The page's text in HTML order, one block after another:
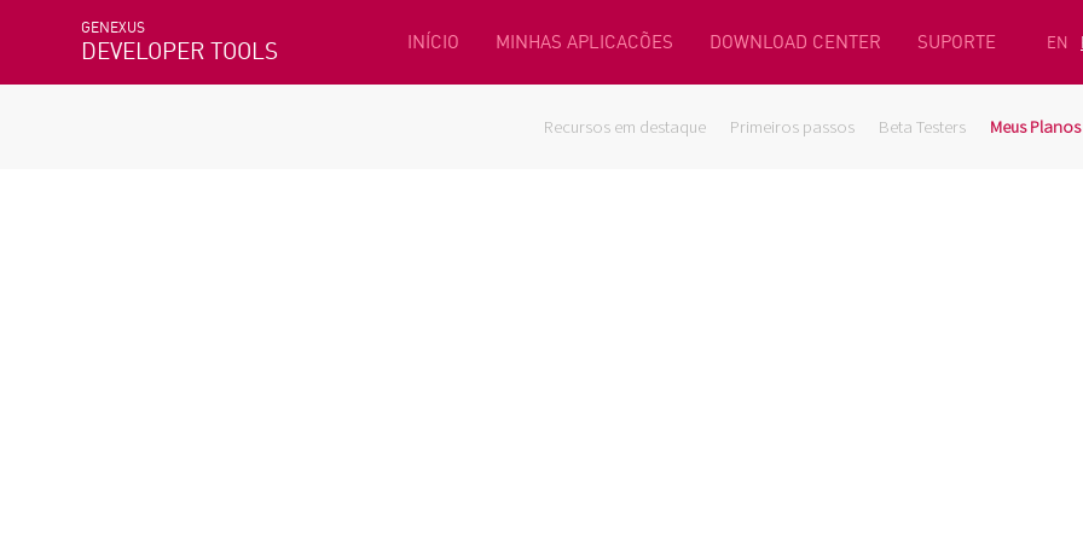
GENEXUS
DEVELOPER TOOLS INÍCIO MINHAS APLICACÕES DOWNLOAD CENTER SUPORTE EN
Recursos em destaque Primeiros passos Beta Testers Meus Planos